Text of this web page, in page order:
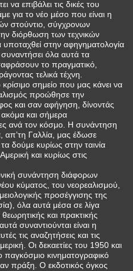
να επιβάλει τις δικές του
για το νέο μέσο που είναι η
στούντιο, σύγχρονων
διόρθωση των τεχνικών
στην αφηγηματολογία
όλα αυτά τα
το πραγματικό,
τελικά τέχνη.
κρίσιμο σημείο που μας κάνει να
προώθησε την
και σαν αφήγηση, δίνοντάς
ακόμα και σήμερα
ανά τον κόσμο. Η συνάντηση
απ’τη Γαλλία, μας έδωσε
δούμε κυρίως στην ταινία
και κυρίως στις
συνάντηση διάφορων
κύματος, του νεορεαλισμού,
προσέγγισης της
όλα αυτά μέσα σε λίγα
και πρακτικής
συναντιούνται είναι η
τις αναζητήσεις και τις
Οι δεκαετίες του 1950 και
κινηματογραφικό
πράξη. Ο εκδοτικός όγκος